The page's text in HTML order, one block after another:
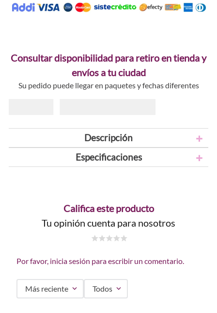
Consultar disponibilidad para retiro en tienda y
envíos a tu ciudad
Su pedido puede llegar en paquetes y fechas diferentes
Descripción
Especificaciones
Califica este producto
Tu opinión cuenta para nosotros
Por favor, inicia sesión para escribir un comentario.
Más reciente Todos